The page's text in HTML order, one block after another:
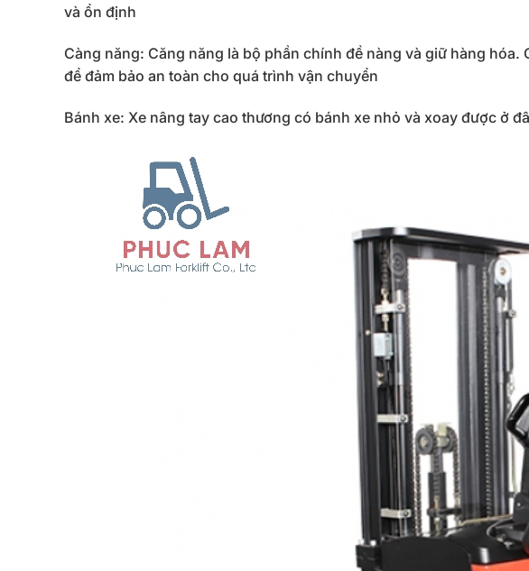
và ổn định
Càng năng: Căng năng là bộ phần chính đề nàng và giữ hàng
để đảm bảo an toàn cho quá trình vận chuyển
Bánh xe: Xe nâng tay cao thương có bánh xe nhỏ và xoay được ở